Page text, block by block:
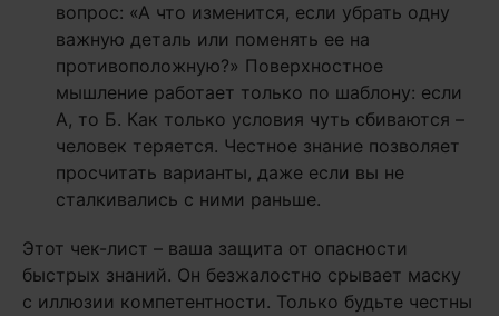
вопрос: «А что изменится, если убрать одну
важную деталь или поменять ее на
противоположную?» Поверхностное
мышление работает только по шаблону: если
А, то Б. Как только условия чуть сбиваются –
человек теряется. Честное знание позволяет
просчитать варианты, даже если вы не
сталкивались с ними раньше.
Этот чек-лист – ваша защита от опасности
быстрых знаний. Он безжалостно срывает маску
с иллюзии компетентности. Только будьте честны